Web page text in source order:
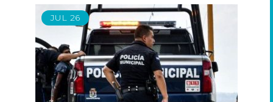
JUL 26